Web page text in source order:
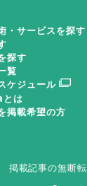
る。
原油や石油製
のエネルギー
った。米国と
さない。今
・サービスを探す
探す
覧
ケジュール
は
掲載希望の方
掲載記事の無断